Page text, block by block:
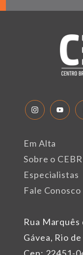
Rua Marquês
Gávea, Rio
Em Alta
Sobre o
Especialistas
Fale Conosco